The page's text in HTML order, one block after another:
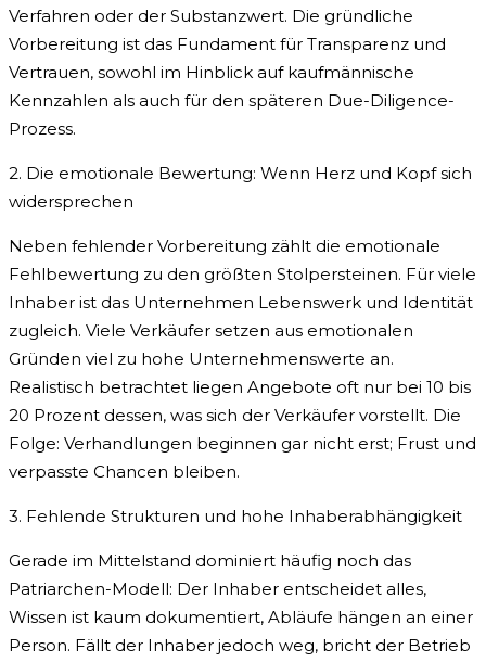
Verfahren oder der Substanzwert. Die gründliche
Vorbereitung ist das Fundament für Transparenz und
Vertrauen, sowohl im Hinblick auf kaufmännische
Kennzahlen als auch für den späteren Due-Diligence-
Prozess.
2. Die emotionale Bewertung: Wenn Herz und Kopf sich
widersprechen
Neben fehlender Vorbereitung zählt die emotionale
Fehlbewertung zu den größten Stolpersteinen. Für viele
Inhaber ist das Unternehmen Lebenswerk und Identität
zugleich. Viele Verkäufer setzen aus emotionalen
Gründen viel zu hohe Unternehmenswerte an.
Realistisch betrachtet liegen Angebote oft nur bei 10 bis
20 Prozent dessen, was sich der Verkäufer vorstellt. Die
Folge: Verhandlungen beginnen gar nicht erst; Frust und
verpasste Chancen bleiben.
3. Fehlende Strukturen und hohe Inhaberabhängigkeit
Gerade im Mittelstand dominiert häufig noch das
Patriarchen-Modell: Der Inhaber entscheidet alles,
Wissen ist kaum dokumentiert, Abläufe hängen an einer
Person. Fällt der Inhaber jedoch weg, bricht der Betrieb